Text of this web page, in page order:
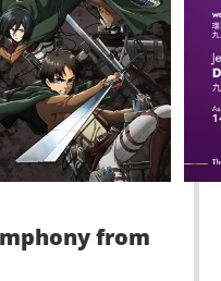
from